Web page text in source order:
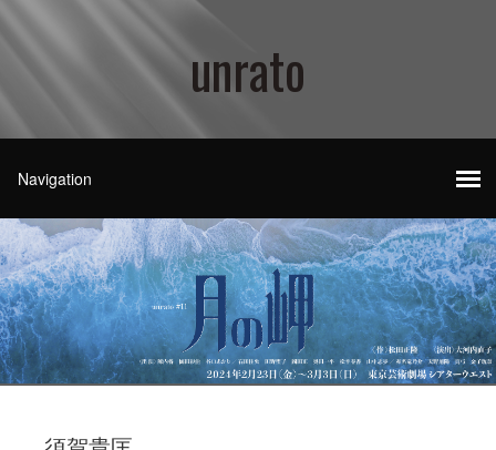
unrato